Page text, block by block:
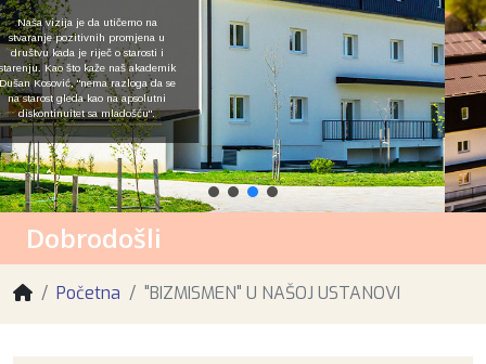
Naša vizija je da utičemo na
stvaranje pozitivnih promjena u
društvu kada je riječ o starosti i
starenju. Kao što kaže naš akademik
Dušan Kosović, "nema razloga da se
na starost gleda kao na apsolutni
diskontinuitet sa mladošću".
Dobrodošli
Početna "BIZMISMEN" U NAŠOJ USTANOVI